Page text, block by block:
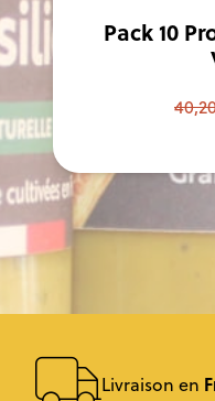
Pack 10
Livraison en